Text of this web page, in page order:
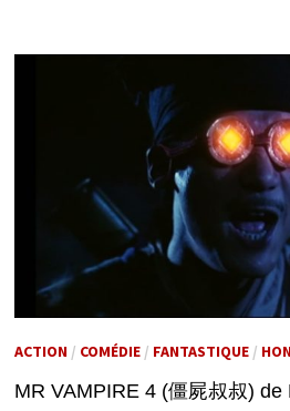
ACTION/ COMÉDIE/ FANTASTIQUE/
MR VAMPIRE 4 (僵屍叔叔) de